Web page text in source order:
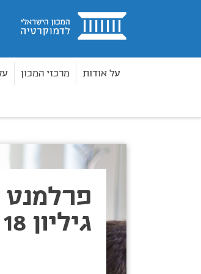
בית
על אודות מרכזי המכון
פרלמנט -
גיליון 18